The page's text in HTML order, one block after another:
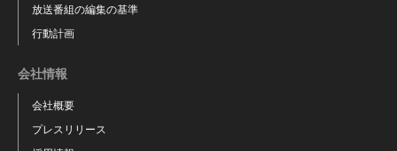
放送番組の編集の基準
行動計画
会社情報
会社概要
プレスリリース